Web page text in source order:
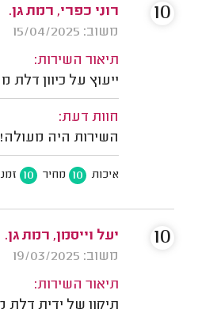
רוני כפרי, רמת גן.
משוב: 15/04/2025
תיאור השירות:
ייעוץ על כיוון דלת
חוות דעת:
השירות היה מעולה!
איכות 10 מחיר 10
10
יעל וייסמן, רמת גן.
משוב: 19/03/2025
תיאור השירות:
תיקון של ידית דלת
10